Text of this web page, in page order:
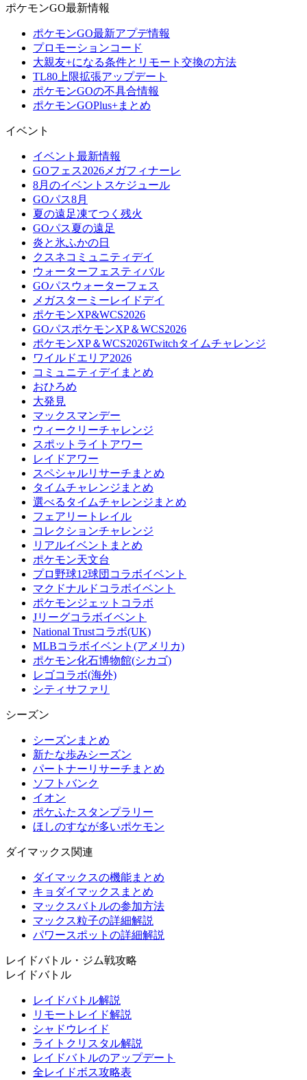
ポケモンGO最新情報
ポケモンGO最新アプデ情報
プロモーションコード
大親友+になる条件とリモート交換の方法
TL80上限拡張アップデート
ポケモンGOの不具合情報
ポケモンGOPlus+まとめ
イベント
イベント最新情報
GOフェス2026メガフィナーレ
8月のイベントスケジュール
GOパス8月
夏の遠足凍てつく残火
GOパス夏の遠足
炎と氷ふかの日
クスネコミュニティデイ
ウォーターフェスティバル
GOパスウォーターフェス
メガスターミーレイドデイ
ポケモンXP&WCS2026
GOパスポケモンXP＆WCS2026
ポケモンXP＆WCS2026Twitchタイムチャレンジ
ワイルドエリア2026
コミュニティデイまとめ
おひろめ
大発見
マックスマンデー
ウィークリーチャレンジ
スポットライトアワー
レイドアワー
スペシャルリサーチまとめ
タイムチャレンジまとめ
選べるタイムチャレンジまとめ
フェアリートレイル
コレクションチャレンジ
リアルイベントまとめ
ポケモン天文台
プロ野球12球団コラボイベント
マクドナルドコラボイベント
ポケモンジェットコラボ
Jリーグコラボイベント
National Trustコラボ(UK)
MLBコラボイベント(アメリカ)
ポケモン化石博物館(シカゴ)
レゴコラボ(海外)
シティサファリ
シーズン
シーズンまとめ
新たな歩みシーズン
パートナーリサーチまとめ
ソフトバンク
イオン
ポケふたスタンプラリー
ほしのすなが多いポケモン
ダイマックス関連
ダイマックスの機能まとめ
キョダイマックスまとめ
マックスバトルの参加方法
マックス粒子の詳細解説
パワースポットの詳細解説
レイドバトル・ジム戦攻略
レイドバトル
レイドバトル解説
リモートレイド解説
シャドウレイド
ライトクリスタル解説
レイドバトルのアップデート
全レイドボス攻略表